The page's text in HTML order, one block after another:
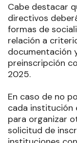
Cabe destacar
directivos
formas de
relación a
documentación
preinscripción
2025.
En caso de no
cada institución
para organizar
solicitud de